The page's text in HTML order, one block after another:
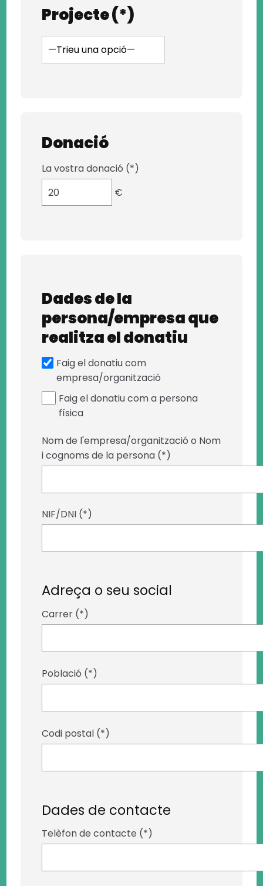
Projecte (*)
Donació
La vostra donació (*)
€
Dades de la
persona/empresa que
realitza el donatiu
Faig el donatiu com
empresa/organització
Faig el donatiu com a persona
física
Nom de l'empresa/organització o Nom
i cognoms de la persona (*)
NIF/DNI (*)
Adreça o seu social
Carrer (*)
Població (*)
Codi postal (*)
Dades de contacte
Telèfon de contacte (*)